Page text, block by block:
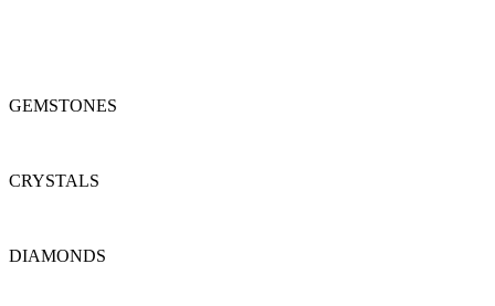
GEMSTONES
CRYSTALS
DIAMONDS